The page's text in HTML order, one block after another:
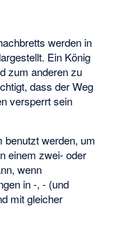
werden in
Ein König
zum anderen zu
dass der Weg
versperrt sein
benutzt werden, um
einem zwei- oder
wenn
in-,- (und
mit gleicher